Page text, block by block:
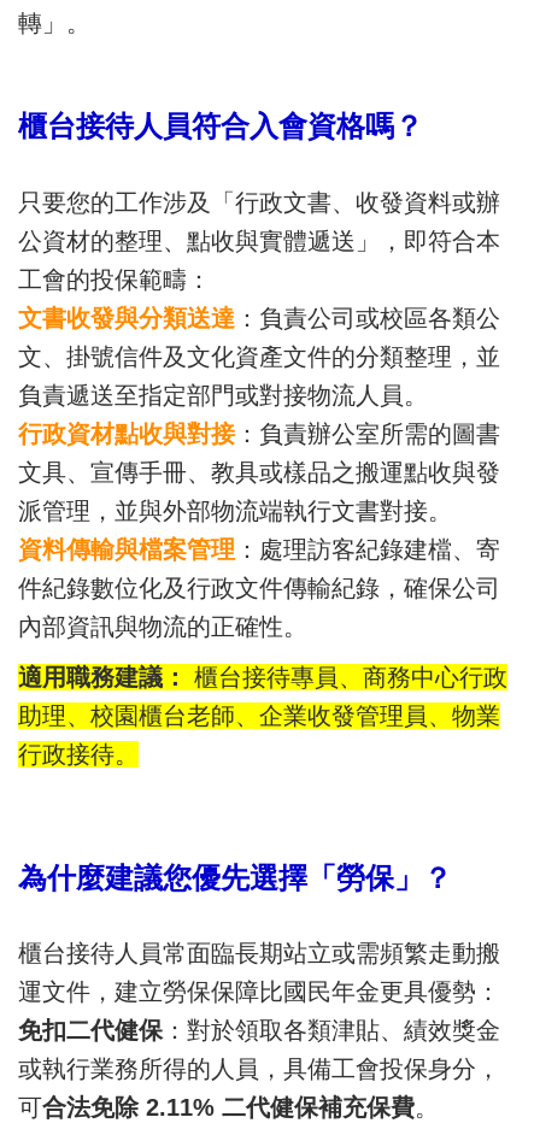
轉」。
櫃台接待人員符合入會資格嗎？
只要您的工作涉及「行政文書、收發資料或辦
公資材的整理、點收與實體遞送」，即符合本
工會的投保範疇：
文書收發與分類送達 ：負責公司或校區各類公
文、掛號信件及文化資產文件的分類整理，並
負責遞送至指定部門或對接物流人員。
行政資材點收與對接：負責辦公室所需的圖書
文具、宣傳手冊、教具或樣品之搬運點收與發
派管理，並與外部物流端執行文書對接。
資料傳輸與檔案管理 ：處理訪客紀錄建檔、寄
件紀錄數位化及行政文件傳輸紀錄，確保公司
內部資訊與物流的正確性。
適用職務建議：
櫃台接待專員、商務中心行政
助理、校園櫃台老師、企業收發管理員、物業
行政接待。
為什麼建議您優先選擇「勞保」？
櫃台接待人員常面臨長期站立或需頻繁走動搬
運文件，建立勞保保障比國民年金更具優勢：
免扣二代健保 ：對於領取各類津貼、績效獎金
或執行業務所得的人員，具備工會投保身分，
可合法免除 2.11% 二代健保補充保費。